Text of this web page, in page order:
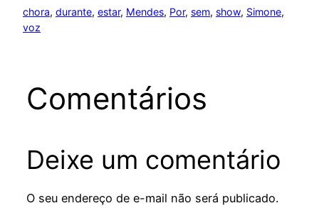
chora, durante, estar, Mendes, Por, sem, show, Simone
voz
Comentários
Deixe um comentário
O seu endereço de e-mail não será publicado.